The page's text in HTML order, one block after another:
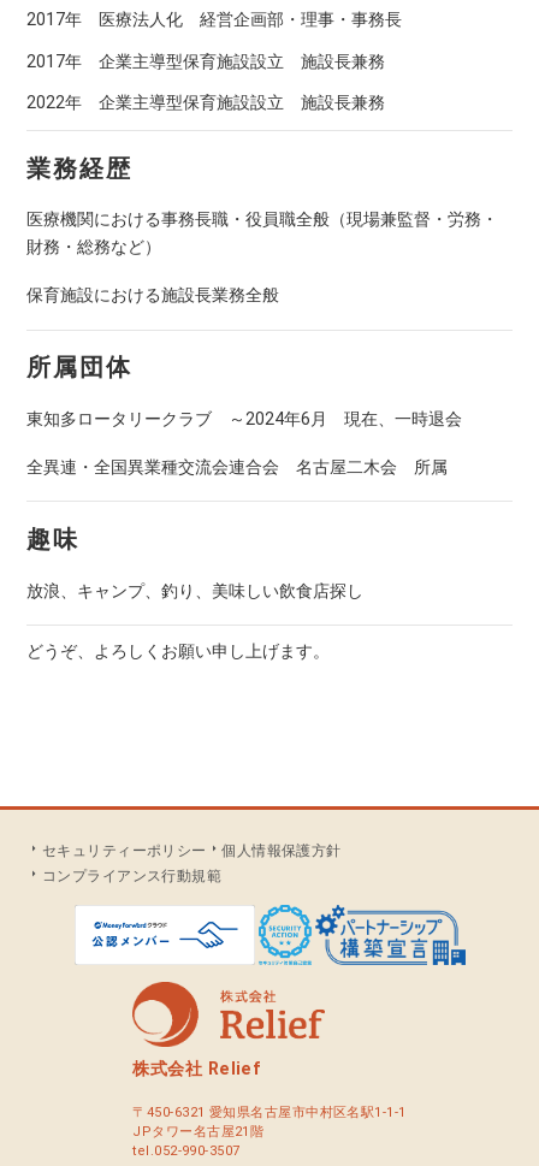
2017年 医療法人化 経営企画部・理事・事務長
2017年 企業主導型保育施設設立 施設長兼務
2022年 企業主導型保育施設設立 施設長兼務
業務経歴
医療機関における事務長職・役員職全般（現場兼監督・労務・
財務・総務など）
保育施設における施設長業務全般
所属団体
東知多ロータリークラブ ～2024年6月 現在、一時退会
全異連・全国異業種交流会連合会 名古屋二木会 所属
趣味
放浪、キャンプ、釣り、美味しい飲食店探し
どうぞ、よろしくお願い申し上げます。
株式会社 Relief
〒450-6321 愛知県名古屋市中村区名駅1-1-1
JPタワー名古屋21階
tel.052-990-3507
セキュリティーポリシー
個人情報保護方針
コンプライアンス行動規範